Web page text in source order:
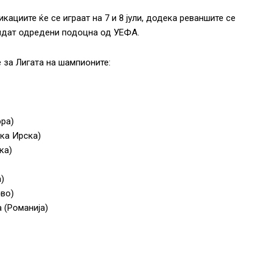
ќе се играат на 7 и 8 јули, додека реваншите се
одредени подоцна од УЕФА.
Лигата на шампионите:
Ирска)
(Романија)